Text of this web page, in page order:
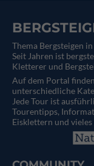
Thema Bergsteigen
Seit Jahren ist
Kletterer und
Auf dem Portal
unterschiedliche
Jede Tour ist
Tourentipps,
Eisklettern und vieles